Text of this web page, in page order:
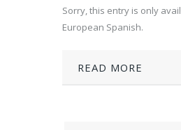
Sorry, this entry is only
European Spanish.
READ MORE